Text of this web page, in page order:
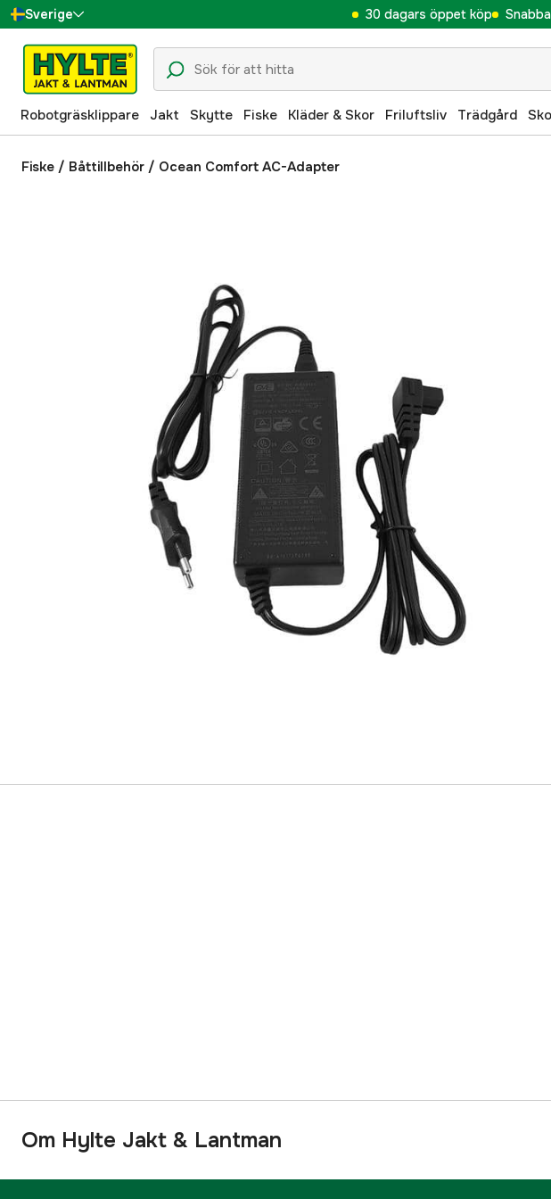
Sverige
Danmark
Suomi
Norge
Deutschland
30 dagars öppet köp
Robotgräsklippare Jakt Skytte Fiske Kläder & Skor Friluftsliv Trädgård
Fiske / Båttillbehör / Ocean Comfort AC-Adapter
Om Hylte Jakt & Lantman